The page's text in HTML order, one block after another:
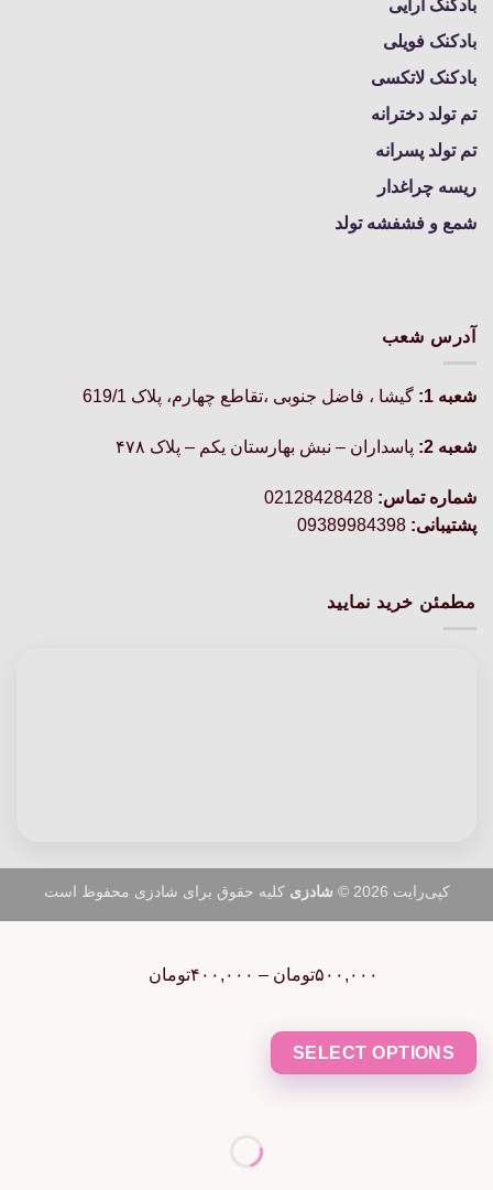
بادکنک آرایی
بادکنک فویلی
بادکنک لاتکسی
تم تولد دخترانه
تم تولد پسرانه
ریسه چراغدار
شمع و فشفشه تولد
آدرس شعب
شعبه 1: گيشا ، فاضل جنوبی ،تقاطع چهارم، پلاک 619/1
شعبه 2: پاسداران – نبش بهارستان یکم – پلاک ۴۷۸
شماره تماس:
پشتیبانی:
مطمئن خرید نمایید
کپی‌رایت 2026 © شادزی کلیه حقوق برای شادزی محفوظ است
۵۰۰,۰۰۰تومان – ۴۰۰,۰۰۰تومان
SELECT OPTIONS